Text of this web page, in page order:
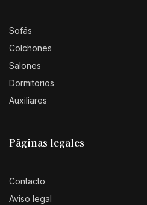
Sofás
Colchones
Salones
Dormitorios
Auxiliares
Páginas legales
Contacto
Aviso legal